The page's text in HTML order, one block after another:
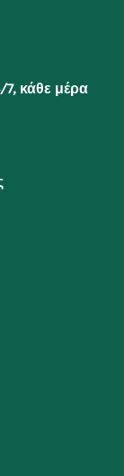
7, κάθε μέρα